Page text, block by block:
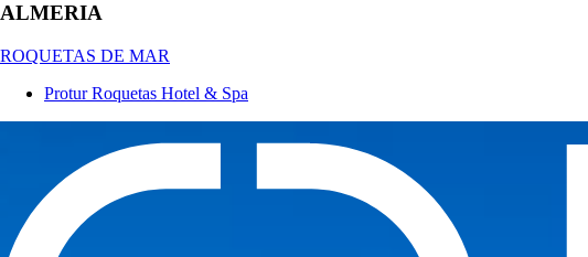
ALMERIA
ROQUETAS DE MAR
Protur Roquetas Hotel & Spa